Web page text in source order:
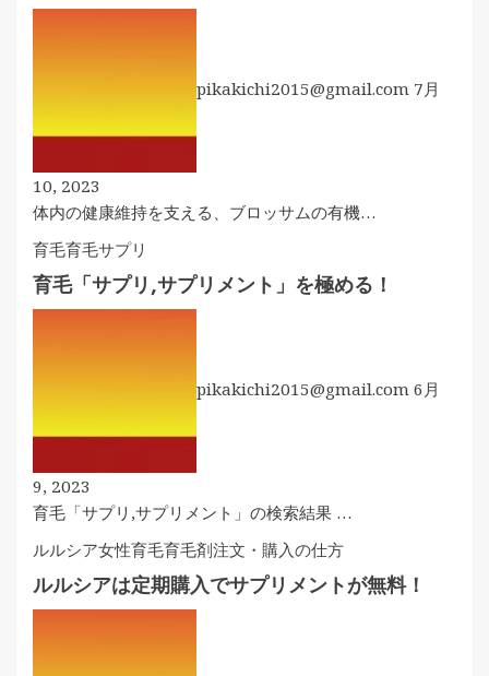
pikakichi2015@gmail.com 7月
10, 2023
体内の健康維持を支える、ブロッサムの有機…
育毛育毛サプリ
育毛「サプリ,サプリメント」を極める！
pikakichi2015@gmail.com 6月
9, 2023
育毛「サプリ,サプリメント」の検索結果 …
ルルシア女性育毛育毛剤注文・購入の仕方
ルルシアは定期購入でサプリメントが無料！